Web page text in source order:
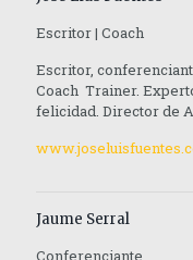
Escritor | Coach
Escritor,
Coach Trainer.
felicidad. Director de
Jaume Serral
Conferenciante